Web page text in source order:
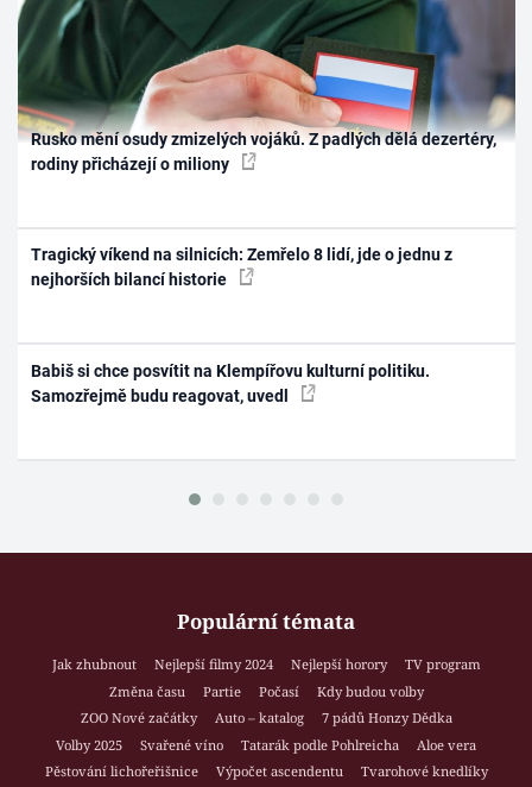
Rusko mění osudy zmizelých vojáků. Z padlých dělá dezertéry,
rodiny přicházejí o miliony
Tragický víkend na silnicích: Zemřelo 8 lidí, jde o jednu z
nejhorších bilancí historie
Babiš si chce posvítit na Klempířovu kulturní politiku.
Samozřejmě budu reagovat, uvedl
Populární témata
Jak zhubnout Nejlepší filmy 2024 Nejlepší horory
TV program
Změna času
Partie Počasí
Kdy budou volby
ZOO Nové začátky
Auto – katalog
7 pádů Honzy Dědka
Volby 2025
Svařené víno Tatarák podle Pohlreicha
Aloe vera
Pěstování lichořeřišnice
Výpočet ascendentu
Tvarohové knedlíky